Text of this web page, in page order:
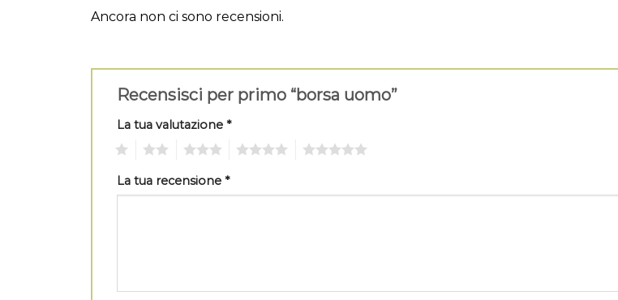
Ancora non ci sono recensioni.
Recensisci per primo “borsa uomo”
La tua valutazione *
La tua recensione *